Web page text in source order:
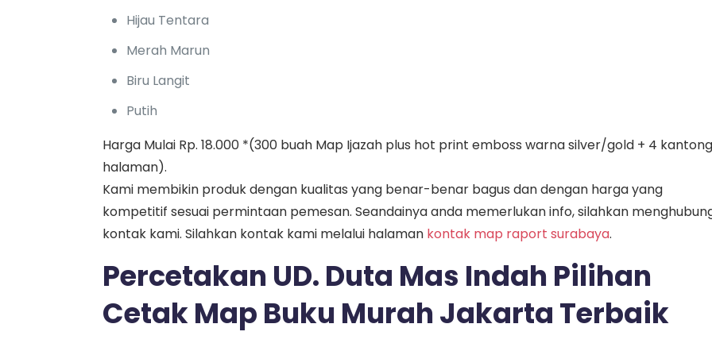
Hijau Tentara
Merah Marun
Biru Langit
Putih
Harga Mulai Rp. 18.000 *(300 buah Map Ijazah plus hot print emboss warna silver/gold + 4 kantong
halaman).
Kami membikin produk dengan kualitas yang benar-benar bagus dan dengan harga yang
kompetitif sesuai permintaan pemesan. Seandainya anda memerlukan info, silahkan
kontak kami. Silahkan kontak kami melalui halaman kontak map raport surabaya.
Percetakan UD. Duta Mas Indah Pilihan
Cetak Map Buku Murah Jakarta Terbaik